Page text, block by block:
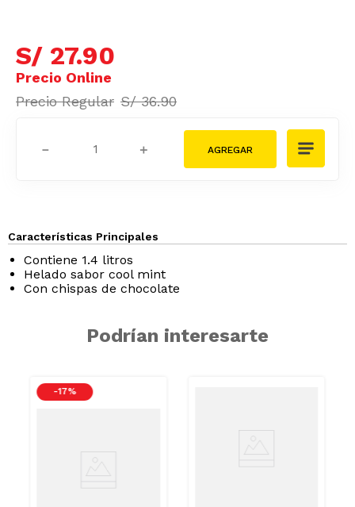
S/ 27.90
S/ 36.90
＋
－
Características Principales
Contiene 1.4 litros
Helado sabor cool mint
Con chispas de chocolate
Podrían interesarte
-17 %